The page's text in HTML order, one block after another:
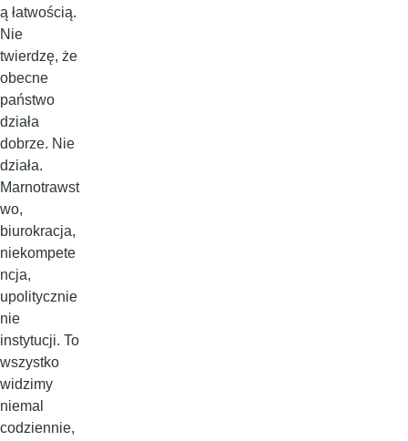
ą łatwością.
Nie
twierdzę, że
obecne
państwo
działa
dobrze. Nie
działa.
Marnotrawst
wo,
biurokracja,
niekompete
ncja,
upolitycznie
nie
instytucji. To
wszystko
widzimy
niemal
codziennie,